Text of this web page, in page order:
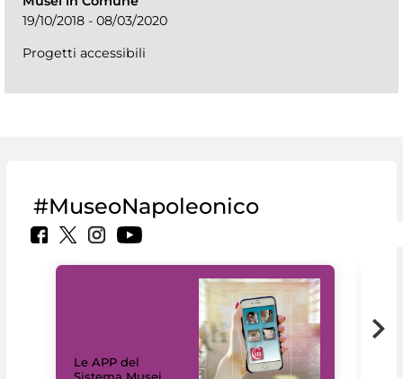
19/10/2018 - 08/03/2020
Progetti accessibili
#MuseoNapoleonico
Le APP del